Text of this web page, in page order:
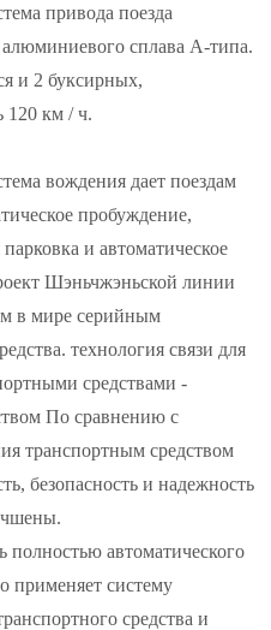
привода поезда
алюминиевого сплава A-типа.
и 2 буксирных,
120 км / ч.
вождения дает поездам
пробуждение,
и автоматическое
Шэньчжэньской линии
в мире серийным
технология связи для
средствами -
По сравнению с
транспортным средством
безопасность и надежность
полностью автоматического
применяет систему
средства и